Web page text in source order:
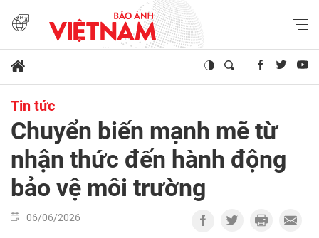
Tin tức
Chuyển biến mạnh mẽ từ
nhận thức đến hành động
bảo vệ môi trường
06/06/2026